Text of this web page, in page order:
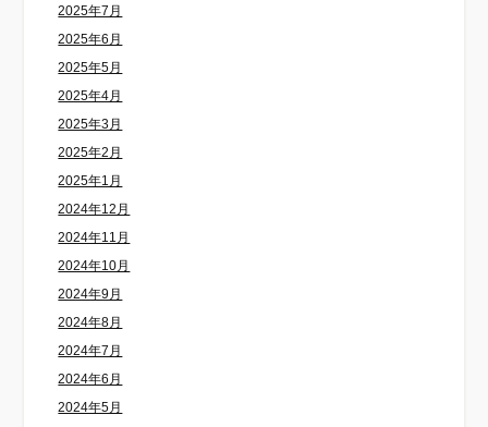
2025年7月
2025年6月
2025年5月
2025年4月
2025年3月
2025年2月
2025年1月
2024年12月
2024年11月
2024年10月
2024年9月
2024年8月
2024年7月
2024年6月
2024年5月